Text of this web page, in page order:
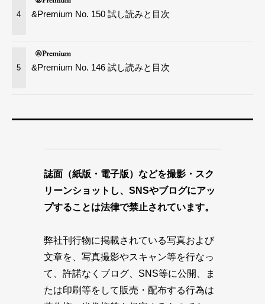
4 &Premium No. 150 試し読みと目次
5 &Premium No. 146 試し読みと目次
誌面（紙版・電子版）などを撮影・スク
リーンショットし、SNSやブログにアッ
プすることは法律で禁止されています。
弊社刊行物に掲載されている写真および
文章を、写真撮影やスキャン等を行なっ
て、許諾なくブログ、SNS等に公開、ま
たは印刷等をして販売・配布する行為は